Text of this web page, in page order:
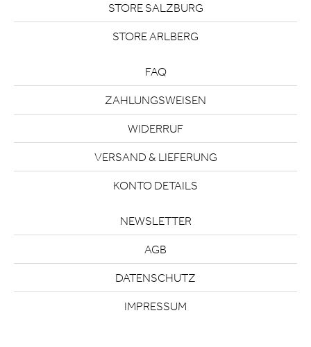
STORE SALZBURG
STORE ARLBERG
FAQ
ZAHLUNGSWEISEN
WIDERRUF
VERSAND & LIEFERUNG
KONTO DETAILS
NEWSLETTER
AGB
DATENSCHUTZ
IMPRESSUM